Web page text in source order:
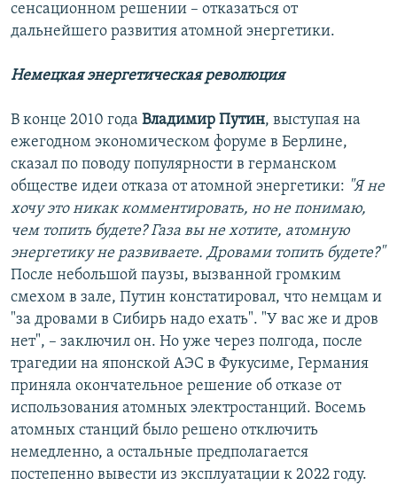
сенсационном решении – отказаться от
дальнейшего развития атомной энергетики.
Немецкая энергетическая революция
В конце 2010 года Владимир Путин, выступая на
ежегодном экономическом форуме в Берлине,
сказал по поводу популярности в германском
обществе идеи отказа от атомной энергетики: "Я не
хочу это никак комментировать, но не понимаю,
чем топить будете? Газа вы не хотите, атомную
энергетику не развиваете. Дровами топить будете?"
После небольшой паузы, вызванной громким
смехом в зале, Путин констатировал, что немцам и
"за дровами в Сибирь надо ехать". "У вас же и дров
нет", – заключил он. Но уже через полгода, после
трагедии на японской АЭС в Фукусиме, Германия
приняла окончательное решение об отказе от
использования атомных электростанций. Восемь
атомных станций было решено отключить
немедленно, а остальные предполагается
постепенно вывести из эксплуатации к 2022 году.